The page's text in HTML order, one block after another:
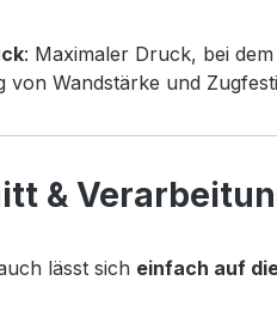
: Maximaler Druck, bei
von Wandstärke und
&
lässt sich einfach auf